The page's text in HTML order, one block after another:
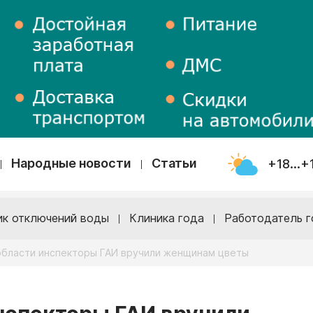
Народные новости Статьи
отключений воды Клиника года Работодатель
инспекторы ГАИ вручили женщинам цветы